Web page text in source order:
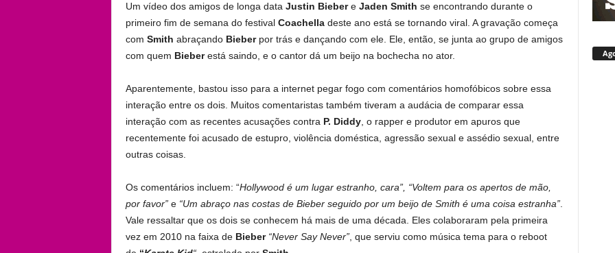
Um vídeo dos amigos de longa data Justin Biebere Jaden Smith se encontrando durante o
primeiro fim de semana do festival Coachella deste ano está se tornando viral. A gravação começa
com Smith abraçando Bieber por trás e dançando com ele. Ele, então, se junta ao grupo de amigos
com quem Bieberestá saindo, e o cantor dá um beijo na bochecha no ator.
Aparentemente, bastou isso para a internet pegar fogo com comentários homofóbicos sobre essa
interação entre os dois. Muitos comentaristas também tiveram a audácia de comparar essa
interação com as recentes acusações contra P. Diddy, o rapper e produtor em apuros que
recentemente foi acusado de estupro, violência doméstica, agressão sexual e assédio sexual, entre
outras coisas.
Os comentários incluem: “Hollywood é um lugar estranho, cara”, “Voltem para os apertos de mão,
por favor”e “Um abraço nas costas de Bieber seguido por um beijo de Smith é uma coisa estranha”.
Vale ressaltar que os dois se conhecem há mais de uma década. Eles colaboraram pela primeira
vez em 2010 na faixa de Bieber “Never Say Never”, que serviu como música tema para o reboot